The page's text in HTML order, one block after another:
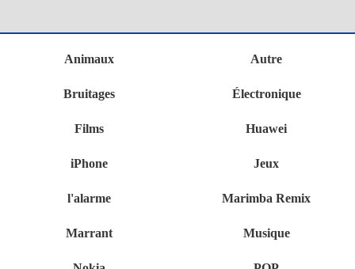
Animaux Autre
Bruitages Électronique
Films Huawei
iPhone Jeux
l'alarme Marimba Remix
Marrant Musique